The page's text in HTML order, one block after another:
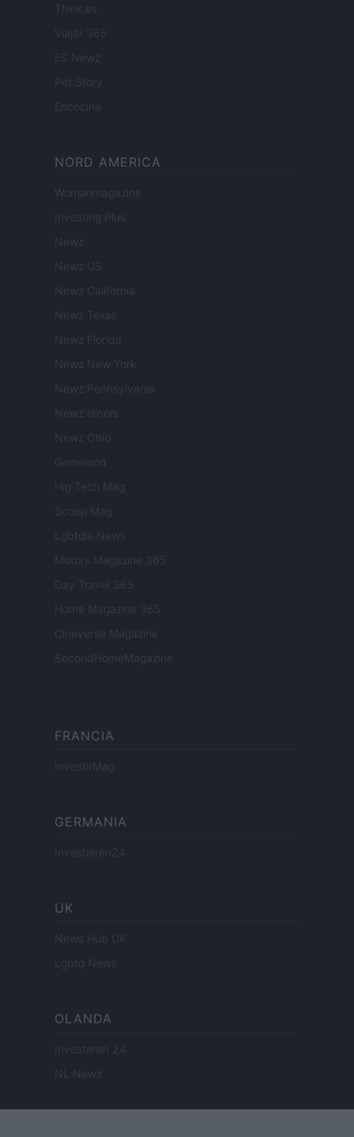
Think.es
Viajar 365
ES Newz
Pet Story
Encocina
NORD AMERICA
Womanmagazine
Investing Plus
Newz
Newz US
Newz California
Newz Texas
Newz Florida
Newz New York
Newz Pennsylvania
Newz Illinois
Newz Ohio
Gameland
Hig Tech Mag
Scoop Mag
Lgbtqia News
Motors Magazine 365
Day Travel 365
Home Magazine 365
Cineverse Magazine
SecondHomeMagazine
FRANCIA
InvestirMag
GERMANIA
Investieren24
UK
News Hub UK
Lgbtq News
OLANDA
Investeren 24
NL Newz